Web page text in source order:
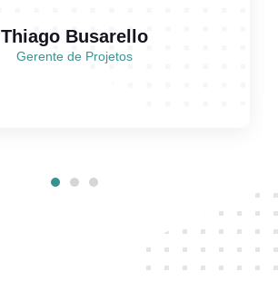
Thiago Busarello
Gerente de Projetos